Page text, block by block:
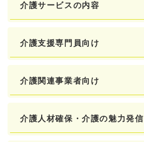
介護サービスの内容
介護支援専門員向け
介護関連事業者向け
介護人材確保・介護の魅力発信